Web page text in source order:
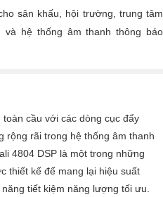
sân khấu, hội trường, trung tâm
hệ thống âm thanh thông báo
cầu với các dòng cục đẩy
rộng rãi trong hệ thống âm thanh
4804 DSP là một trong những
thiết kế để mang lại hiệu suất
tiết kiệm năng lượng tối ưu.